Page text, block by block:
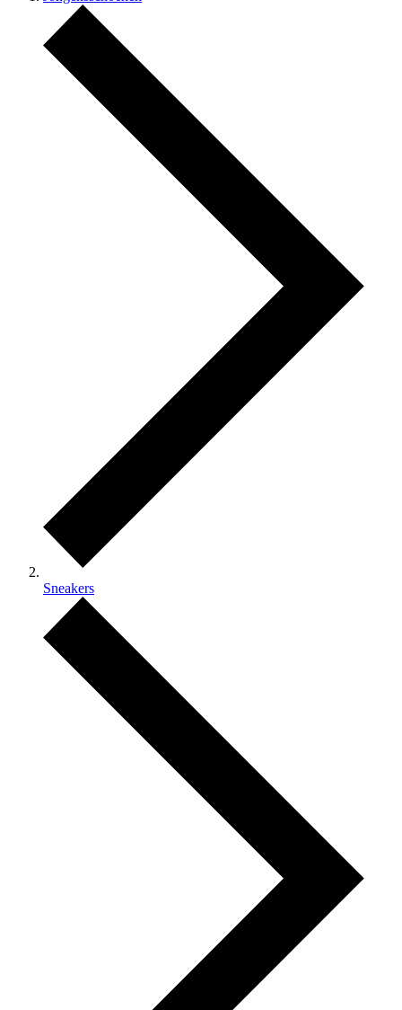
Sneakers